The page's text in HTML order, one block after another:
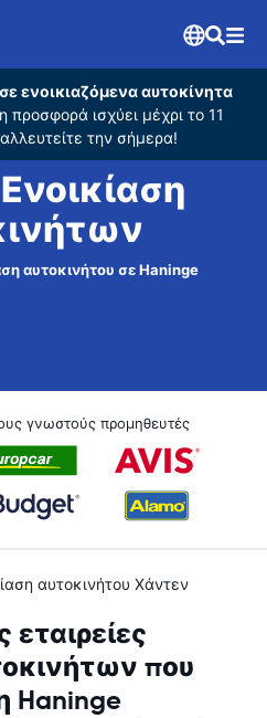
ενοικιαζόμενα αυτοκίνητα
προσφορά ισχύει μέχρι το 11
την σήμερα!
αυτοκινήτου σε Haninge
γνωστούς προμηθευτές
αυτοκινήτου Χάντεν
εταιρείες
που
Haninge